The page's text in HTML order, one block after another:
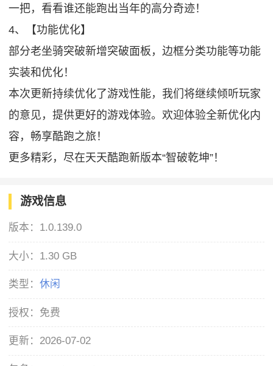
一把，看看谁还能跑出当年的高分奇迹！
4、【功能优化】
部分老坐骑突破新增突破面板，边框分类功能等功能
实装和优化！
本次更新持续优化了游戏性能，我们将继续倾听玩家
的意见，提供更好的游戏体验。欢迎体验全新优化内
容，畅享酷跑之旅！
更多精彩，尽在天天酷跑新版本“智破乾坤”！
游戏信息
版本： 1.0.139.0
大小： 1.30 GB
类型：休闲
授权： 免费
更新： 2026-07-02